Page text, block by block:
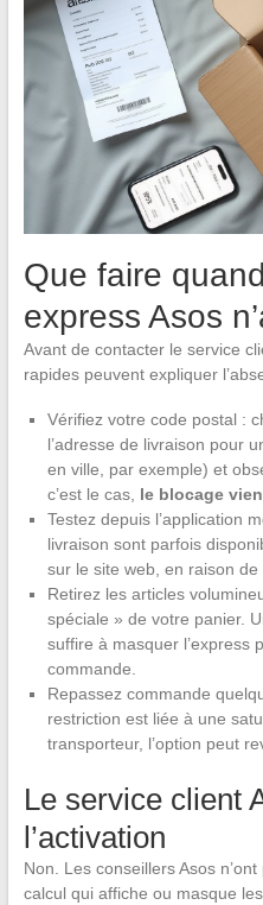
Que faire
express Asos
Avant de contacter le service
rapides peuvent expliquer
Vérifiez votre code postal :
l’adresse de livraison pour
en ville, par exemple) et
c’est le cas, le blocage
Testez depuis l’application
livraison sont parfois
sur le site web, en raison
Retirez les articles
spéciale » de votre panier.
suffire à masquer l’express
commande.
Repassez commande
restriction est liée à une
transporteur, l’option peut
Le service client
l’activation
Non. Les conseillers Asos
calcul qui affiche ou masque